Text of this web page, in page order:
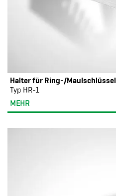
Halter für Ring-/Maulschlüssel
Typ HR-1
MEHR